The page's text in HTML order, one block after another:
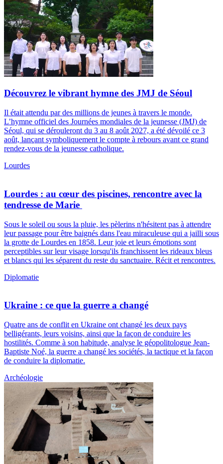
Découvrez le vibrant hymne des JMJ de Séoul
Il était attendu par des millions de jeunes à travers le monde.
L’hymne officiel des Journées mondiales de la jeunesse (JMJ) de
Séoul, qui se dérouleront du 3 au 8 août 2027, a été dévoilé ce 3
août, lançant symboliquement le compte à rebours avant ce grand
rendez-vous de la jeunesse catholique.
Lourdes
Lourdes : au cœur des piscines, rencontre avec la
tendresse de Marie
Sous le soleil ou sous la pluie, les pèlerins n'hésitent pas à attendre
leur passage pour être baignés dans l'eau miraculeuse qui a jailli sous
la grotte de Lourdes en 1858. Leur joie et leurs émotions sont
perceptibles sur leur visage lorsqu'ils franchissent les rideaux bleus
et blancs qui les séparent du reste du sanctuaire. Récit et rencontres.
Diplomatie
Ukraine : ce que la guerre a changé
Quatre ans de conflit en Ukraine ont changé les deux pays
belligérants, leurs voisins, ainsi que la façon de conduire les
hostilités. Comme à son habitude, analyse le géopolitologue Jean-
Baptiste Noé, la guerre a changé les sociétés, la tactique et la façon
de conduire la diplomatie.
Archéologie